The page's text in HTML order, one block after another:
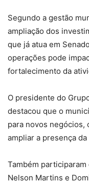
Segundo a gestão
ampliação dos
que já atua em
operações pode
fortalecimento da
O presidente do
destacou que o
para novos negócios,
ampliar a presença
Também
Nelson Martins e